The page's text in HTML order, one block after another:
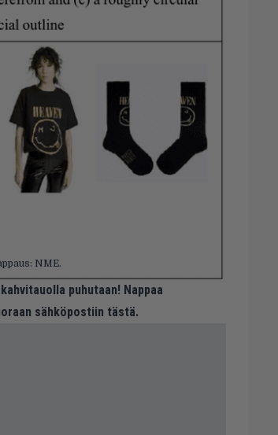
NME.
puhutaan! Nappaa
sähköpostiin tästä.